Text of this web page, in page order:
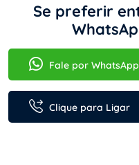
Se preferir
Fale por WhatsApp
Clique para Ligar